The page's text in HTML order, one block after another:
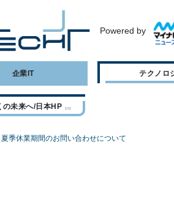
Powered by
企業IT テクノロ
の未来へ/日本HP
夏季休業期間のお問い合わせについて